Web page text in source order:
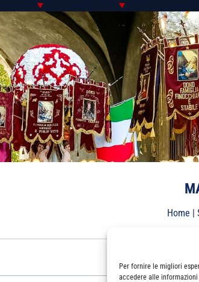
Per fornire le migliori
accedere alle
Home |